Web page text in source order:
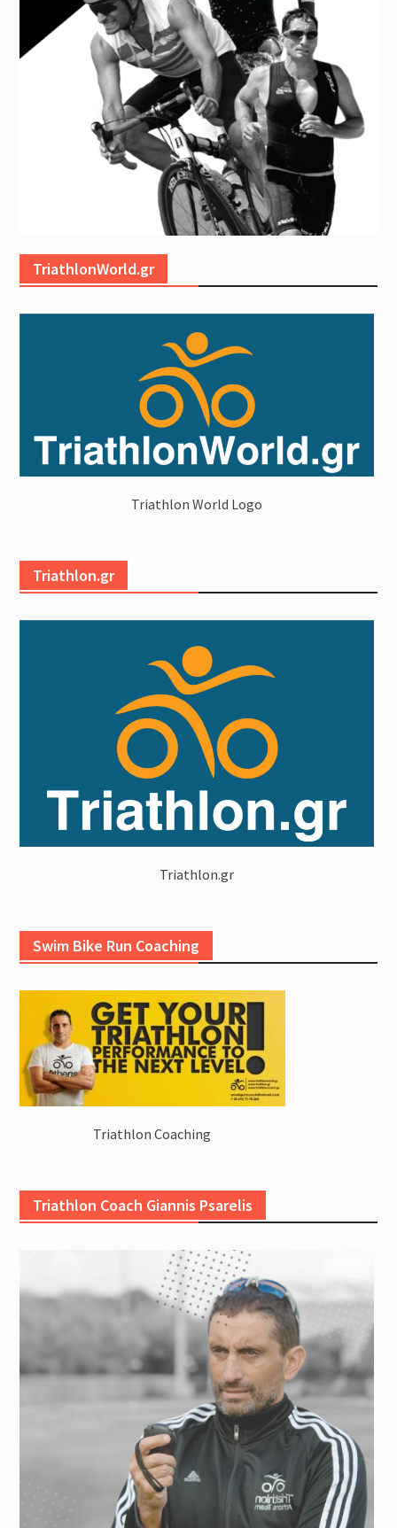
TriathlonWorld.gr
Triathlon World Logo
Triathlon.gr
Triathlon.gr
Swim Bike Run Coaching
Triathlon Coaching
Triathlon Coach Giannis Psarelis